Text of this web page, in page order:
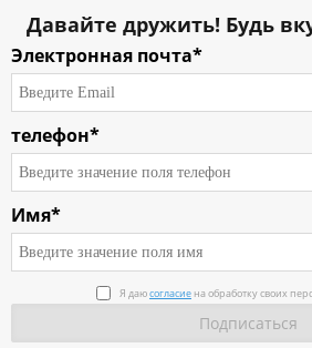
Давайте дружить! Будь
Электронная почта*
телефон*
Имя*
Я даюсогласие на обработку своих
О компании
Каталог